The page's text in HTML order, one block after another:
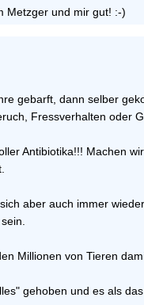
Metzger und mir gut! :-)
gebarft, dann selber
Fressverhalten oder
Antibiotika!!! Machen
aber auch immer
Millionen von Tieren
gehoben und es als